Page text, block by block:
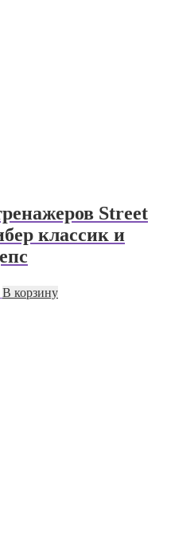
Street
классик и
цена:
В корзину